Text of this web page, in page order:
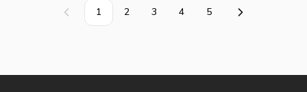
尺寸偶有差異但以現場商品為
鹼、等有機溶劑溶解腐蝕。 不
於現場確認是否瑕疵、磨損或破
上一頁 1 2 3 4 5 下一頁